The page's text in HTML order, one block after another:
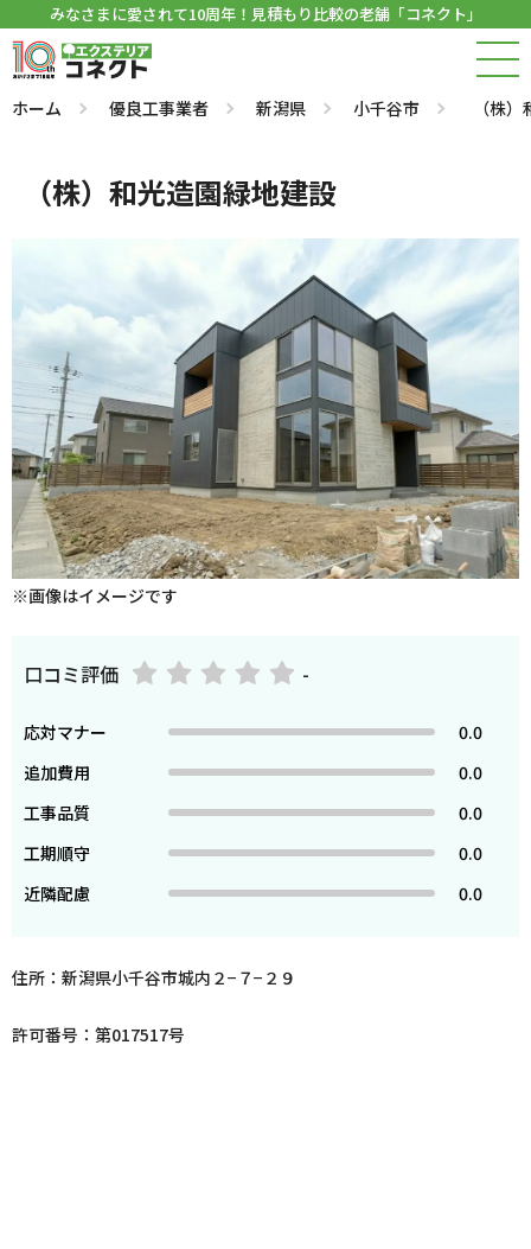
みなさまに愛されて10周年！見積もり比較の老舗「コネクト」
ホーム 優良工事業者 新潟県 小千谷市 （株
（株）和光造園緑地建設
※画像はイメージです
口コミ評価 -
応対マナー
0.0
追加費用
0.0
工事品質
0.0
工期順守
0.0
近隣配慮
0.0
住所：新潟県小千谷市城内２−７−２９
許可番号：第017517号